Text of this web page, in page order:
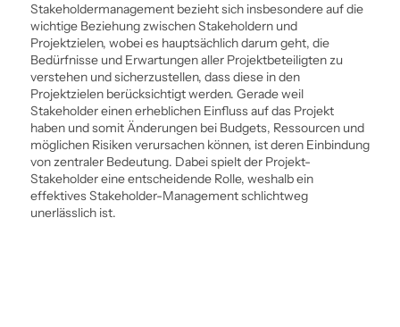
Stakeholder­management bezieht sich insbesondere auf die
wichtige Beziehung zwischen Stakeholdern und
Projektzielen, wobei es hauptsächlich darum geht, die
Bedürfnisse und Erwartungen aller Projektbeteiligten zu
verstehen und sicherzustellen, dass diese in den
Projektzielen berücksichtigt werden. Gerade weil
Stakeholder einen erheblichen Einfluss auf das Projekt
haben und somit Änderungen bei Budgets, Ressourcen und
möglichen Risiken verursachen können, ist deren Ein­bindung
von zentraler Bedeutung. Dabei spielt der Projekt-
Stakeholder eine entscheidende Rolle, weshalb ein
effektives Stakeholder-Management schlichtweg
unerlässlich ist.